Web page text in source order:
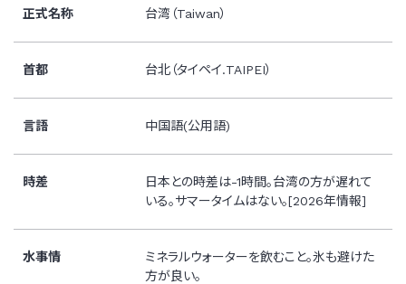
正式名称 台湾（Taiwan）
首都 台北（タイペイ.TAIPEI）
言語 中国語(公用語)
時差
日本との時差は-1時間。台湾の方が遅れて
いる。サマータイムはない。[2026年情報]
水事情
ミネラルウォーターを飲むこと。氷も避けた
方が良い。